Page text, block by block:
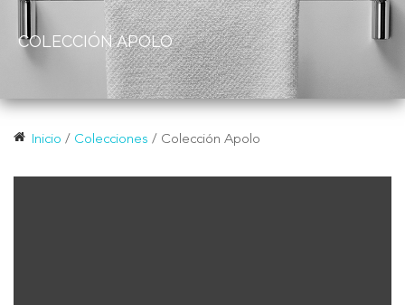
COLECCIÓN APOLO
Inicio / Colecciones / Colección Apolo